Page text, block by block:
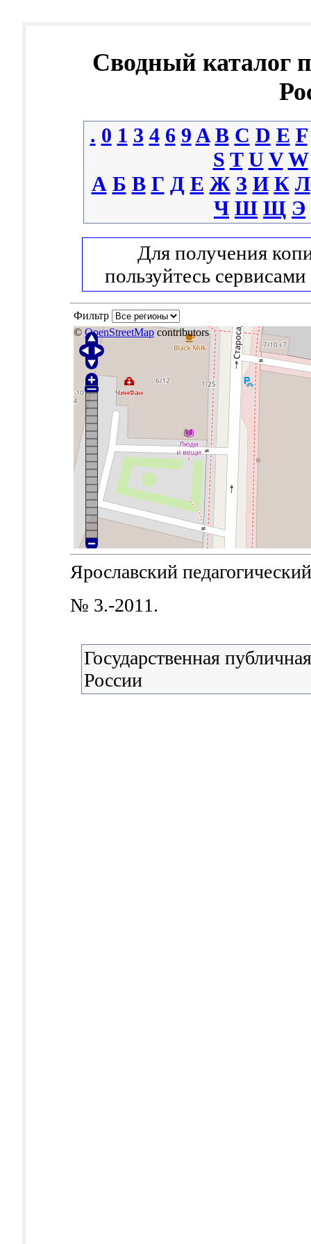
Сводный каталог
. 0 1 3 4 6 9 A B C D E F
S T U V W
А Б В Г Д Е Ж З И К Л
Ч Ш Щ Э
Для получения
пользуйтесь сервисами
Фильтр
© OpenStreetMap contributors
Ярославский
№ 3.-2011.
Государственная
России